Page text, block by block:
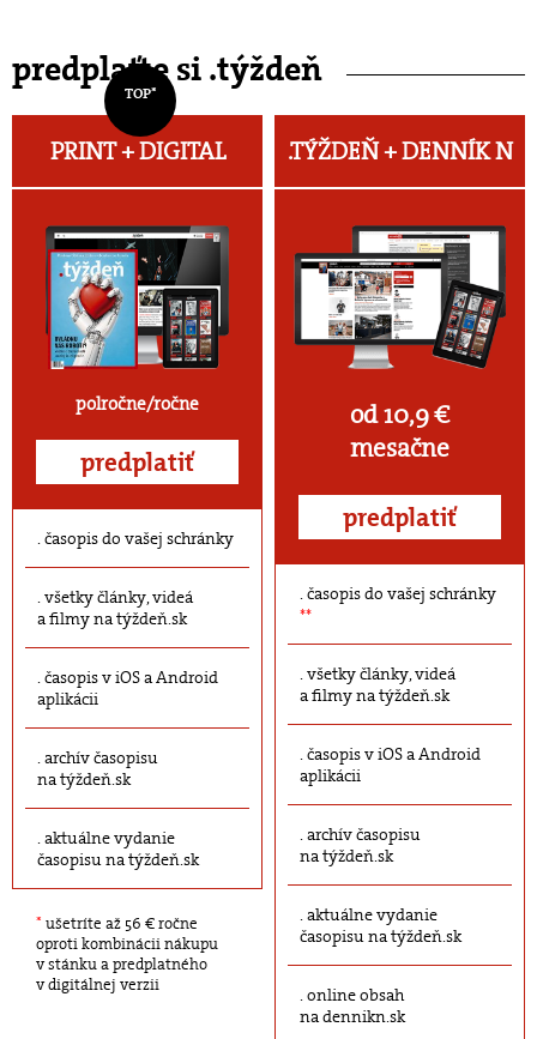
predplaťte si .týždeň
TOP*
PRINT + DIGITAL
polročne/ročne
predplatiť
časopis do vašej schránky
všetky články, videá
a filmy na týždeň.sk
časopis v iOS a Android
aplikácii
archív časopisu
na týždeň.sk
aktuálne vydanie
časopisu na týždeň.sk
* ušetríte až 56 € ročne
oproti kombinácii nákupu
v stánku a predplatného
v digitálnej verzii
.TÝŽDEŇ +DENNÍK N
od 10,9 €
mesačne
predplatiť
časopis do vašej schránky
**
všetky články, videá
a filmy na týždeň.sk
časopis v iOS a Android
aplikácii
archív časopisu
na týždeň.sk
aktuálne vydanie
časopisu na týždeň.sk
online obsah
na dennikn.sk